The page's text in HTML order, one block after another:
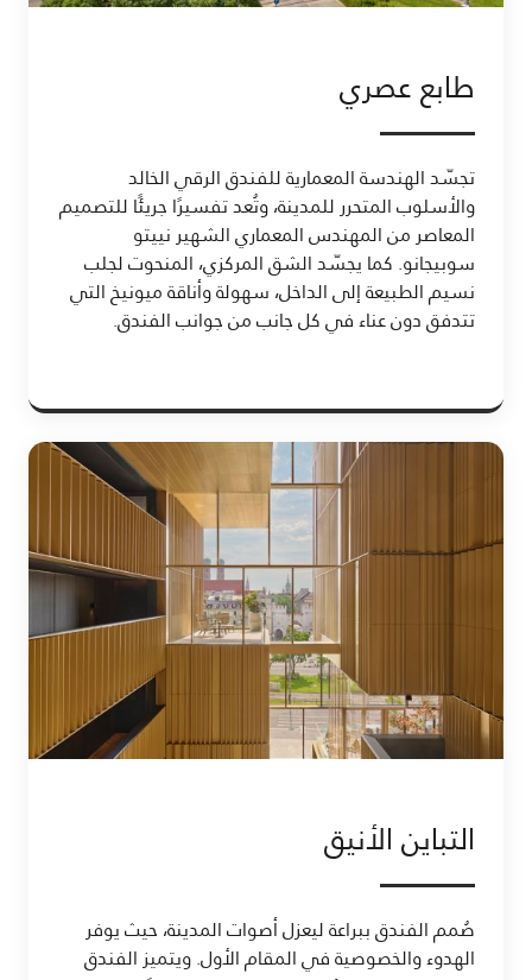
طابع عصري
تجسّد الهندسة المعمارية للفندق الرقي الخالد
والأسلوب المتحرر للمدينة، وتُعد تفسيرًا جريئًا للتصميم
المعاصر من المهندس المعماري الشهير نييتو
سوبيجانو. كما يجسّد الشق المركزي، المنحوت لجلب
نسيم الطبيعة إلى الداخل، سهولة وأناقة ميونيخ التي
تتدفق دون عناء في كل جانب من جوانب الفندق.
التباين الأنيق
صُمم الفندق ببراعة ليعزل أصوات المدينة، حيث يوفر
الهدوء والخصوصية في المقام الأول. ويتميز الفندق